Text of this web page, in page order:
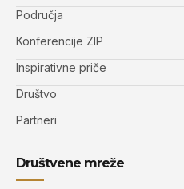
Područja
Konferencije ZIP
Inspirativne priče
Društvo
Partneri
Društvene mreže